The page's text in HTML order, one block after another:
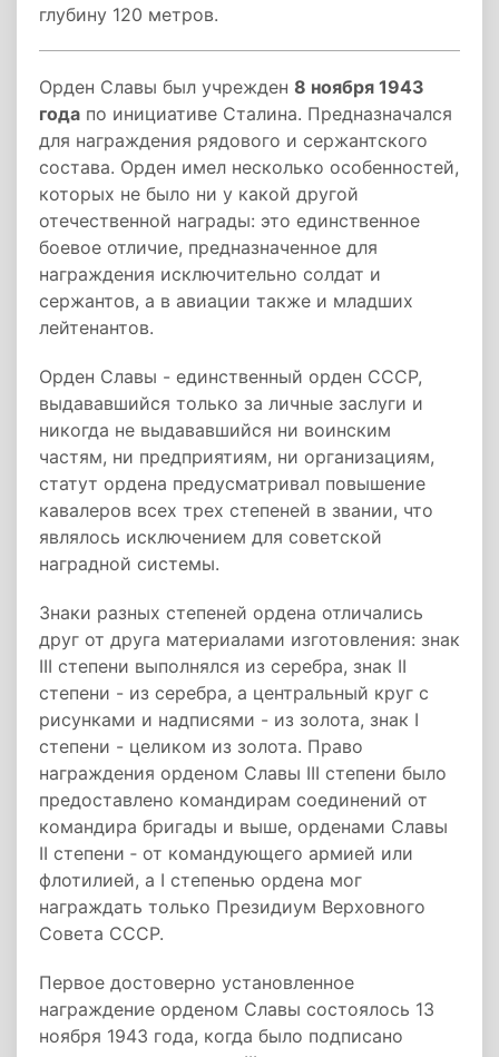
глубину 120 метров.
Орден Славы был учрежден 8 ноября 1943
года по инициативе Сталина. Предназначался
для награждения рядового и сержантского
состава. Орден имел несколько особенностей,
которых не было ни у какой другой
отечественной награды: это единственное
боевое отличие, предназначенное для
награждения исключительно солдат и
сержантов, а в авиации также и младших
лейтенантов.
Орден Славы - единственный орден СССР,
выдававшийся только за личные заслуги и
никогда не выдававшийся ни воинским
частям, ни предприятиям, ни организациям,
статут ордена предусматривал повышение
кавалеров всех трех степеней в звании, что
являлось исключением для советской
наградной системы.
Знаки разных степеней ордена отличались
друг от друга материалами изготовления: знак
III степени выполнялся из серебра, знак II
степени - из серебра, а центральный круг с
рисунками и надписями - из золота, знак I
степени - целиком из золота. Право
награждения орденом Славы III степени было
предоставлено командирам соединений от
командира бригады и выше, орденами Славы
II степени ‑ от командующего армией или
флотилией, а I степенью ордена мог
награждать только Президиум Верховного
Совета СССР.
Первое достоверно установленное
награждение орденом Славы состоялось 13
ноября 1943 года, когда было подписано